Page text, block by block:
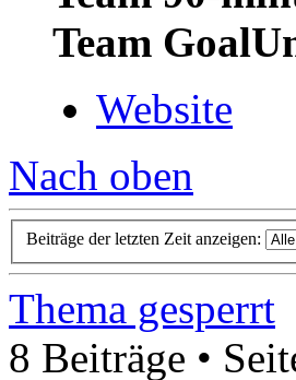
Team
Website
Nach oben
Beiträge der letzten Zeit anzeigen:
Thema gesperrt
8 Beiträge •